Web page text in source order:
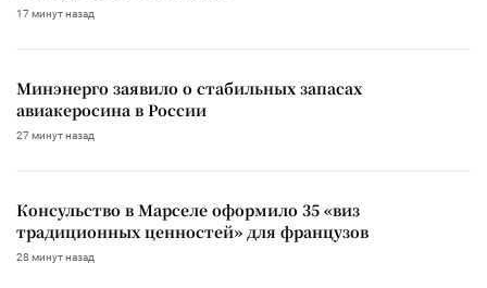
17 минут назад
Минэнерго заявило о стабильных запасах
авиакеросина в России
27 минут назад
Консульство в Марселе оформило 35 «виз
традиционных ценностей» для французов
28 минут назад